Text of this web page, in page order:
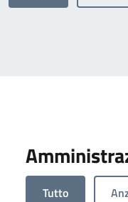
Tutto